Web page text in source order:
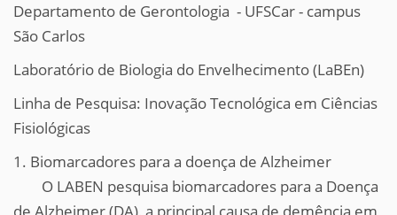
Departamento de Gerontologia - UFSCar - campus
São Carlos
Laboratório de Biologia do Envelhecimento (LaBEn)
Linha de Pesquisa: Inovação Tecnológica em Ciências
Fisiológicas
1. Biomarcadores para a doença de Alzheimer
O LABEN pesquisa biomarcadores para a Doença